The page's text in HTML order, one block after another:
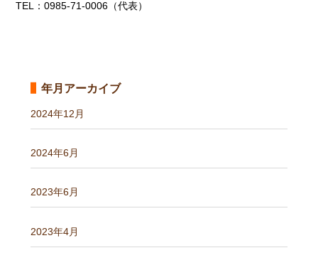
TEL：0985-71-0006（代表）
年月アーカイブ
2024年12月
2024年6月
2023年6月
2023年4月